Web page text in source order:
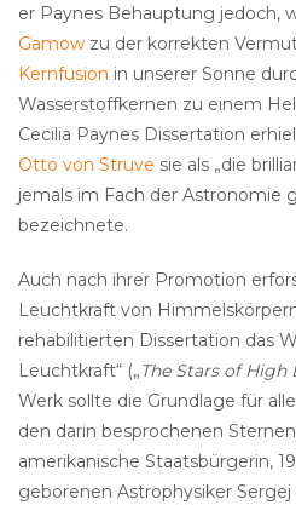
er Paynes Behauptung jedoch,
Gamow zu der korrekten
Kernfusion in unserer Sonne
Wasserstoffkernen zu einem
Cecilia Paynes Dissertation
Otto von Struve sie als „die
jemals im Fach der Astronomie
bezeichnete.
Auch nach ihrer Promotion
Leuchtkraft von
rehabilitierten Dissertation das
Leuchtkraft“ („The Stars of
Werk sollte die Grundlage für
den darin besprochenen
amerikanische Staatsbürgerin,
geborenen Astrophysiker